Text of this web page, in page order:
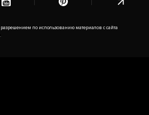
по использованию материалов с сайта